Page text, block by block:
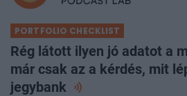
PORTFOLIO CHECKLIST
Rég látott ilyen jó adatot a
már csak az a kérdés, mit
jegybank